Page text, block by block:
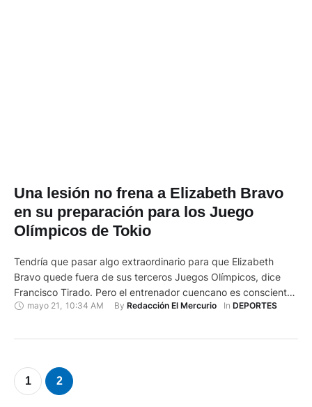
Una lesión no frena a Elizabeth Bravo
en su preparación para los Juego
Olímpicos de Tokio
Tendría que pasar algo extraordinario para que Elizabeth
Bravo quede fuera de sus terceros Juegos Olímpicos, dice
Francisco Tirado. Pero el entrenador cuencano es consciente
que todo puede pasar en el deporte. A fin de evitar cualquier
eventos puntuables. Hace seis semanas Bravo retomó sus …
mayo 21 10:34 AM By Redacción El Mercurio In DEPORTES
1 2